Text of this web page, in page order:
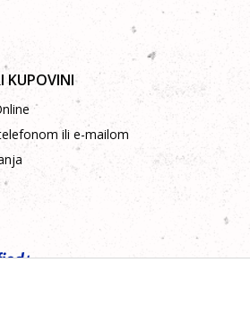
KUPOVINI
ili e-mailom